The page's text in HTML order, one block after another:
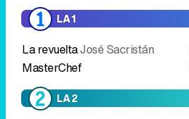
LA 1
La revueltaJosé Sacristán
MasterChef
LA 2